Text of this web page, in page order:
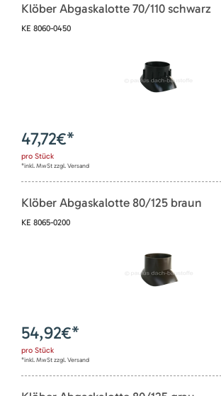
Klöber Abgaskalotte 70/110 schwarz
KE 8060-0450
47,72€*
pro Stück
*inkl. MwSt zzgl. Versand
Klöber Abgaskalotte 80/125 braun
KE 8065-0200
54,92€*
pro Stück
*inkl. MwSt zzgl. Versand